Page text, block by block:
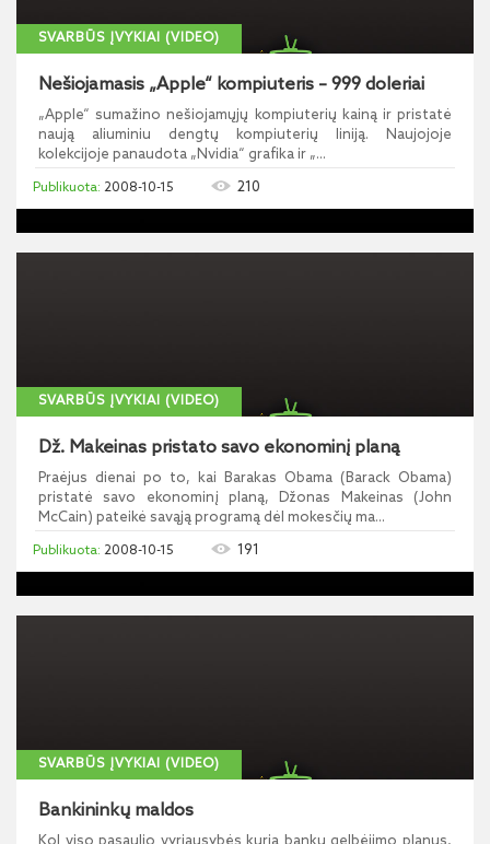
SVARBŪS ĮVYKIAI (VIDEO)
Nešiojamasis „Apple“ kompiuteris – 999 doleriai
„Apple“ sumažino nešiojamųjų kompiuterių kainą ir pristatė
naują aliuminiu dengtų kompiuterių liniją. Naujojoje
kolekcijoje panaudota „Nvidia“ grafika ir „...
2008-10-15 210
SVARBŪS ĮVYKIAI (VIDEO)
Dž. Makeinas pristato savo ekonominį planą
Praėjus dienai po to, kai Barakas Obama (Barack Obama)
pristatė savo ekonominį planą, Džonas Makeinas (John
McCain) pateikė savąją programą dėl mokesčių ma...
2008-10-15 191
SVARBŪS ĮVYKIAI (VIDEO)
Bankininkų maldos